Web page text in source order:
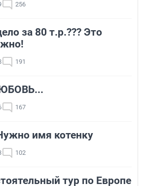
256
за 80 т.р.??? Это
191
167
имя котенку
102
тур по Европе